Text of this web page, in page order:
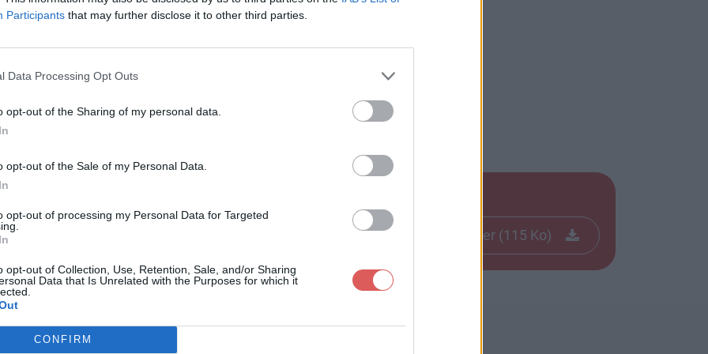
Participants that may further disclose it to other third parties.
Data Processing Opt Outs
opt-out of the Sharing of my personal data.
opt-out of the Sale of my Personal Data.
opt-out of processing my Personal Data for Targeted
opt-out of Collection, Use, Retention, Sale, and/or Sharing
Data that Is Unrelated with the Purposes for which it
CONFIRM
joue Gonzague.docx
Télécharger le fichier (115 Ko)